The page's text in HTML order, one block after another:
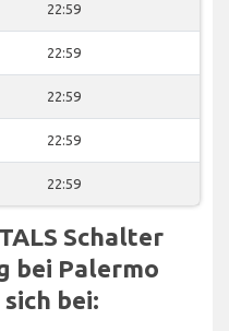
22:59
22:59
22:59
22:59
22:59
Schalter
bei Palermo
bei: